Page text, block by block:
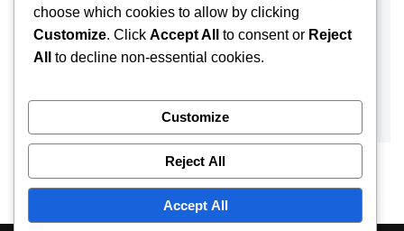
Save my name, email, and website in this browser for the
next time I comment.
choose which cookies to allow by clicking
Customize. Click Accept All to consent or Reject
All
to decline non-essential cookies.
Customize
Reject All
Accept All